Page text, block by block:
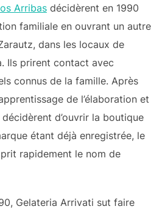
Arribasdécidèrent en 1990
familiale en ouvrant un autre
dans les locaux de
Ils prirent contact avec
connus de la famille. Après
de l’élaboration et
d’ouvrir la boutique
étant déjà enregistrée, le
rapidement le nom de
Gelateria Arrivati sut faire